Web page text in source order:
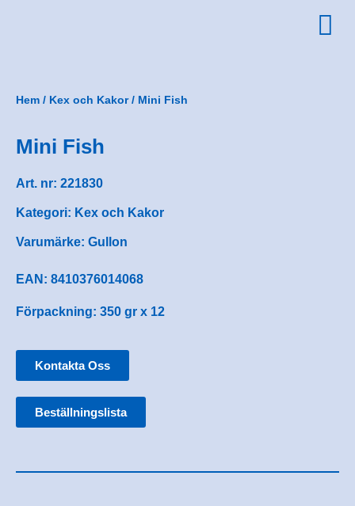
Hem / Kex och Kakor/ Mini Fish
Mini Fish
Art. nr: 221830
Kategori: Kex och Kakor
Varumärke: Gullon
EAN: 8410376014068
Förpackning: 350 gr x 12
Kontakta Oss
Beställningslista